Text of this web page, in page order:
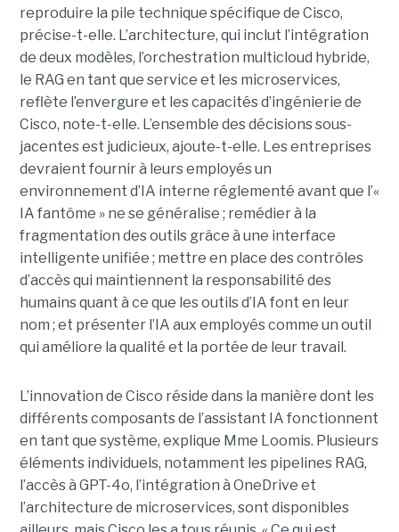
reproduire la pile technique spécifique de Cisco,
précise-t-elle. L’architecture, qui inclut l’intégration
de deux modèles, l’orchestration multicloud hybride,
le RAG en tant que service et les microservices,
reflète l’envergure et les capacités d’ingénierie de
Cisco, note-t-elle. L’ensemble des décisions sous-
jacentes est judicieux, ajoute-t-elle. Les entreprises
devraient fournir à leurs employés un
environnement d’IA interne réglementé avant que l’«
IA fantôme » ne se généralise ; remédier à la
fragmentation des outils grâce à une interface
intelligente unifiée ; mettre en place des contrôles
d’accès qui maintiennent la responsabilité des
humains quant à ce que les outils d’IA font en leur
nom ; et présenter l’IA aux employés comme un outil
qui améliore la qualité et la portée de leur travail.
L’innovation de Cisco réside dans la manière dont les
différents composants de l’assistant IA fonctionnent
en tant que système, explique Mme Loomis. Plusieurs
éléments individuels, notamment les pipelines RAG,
l’accès à GPT-4o, l’intégration à OneDrive et
l’architecture de microservices, sont disponibles